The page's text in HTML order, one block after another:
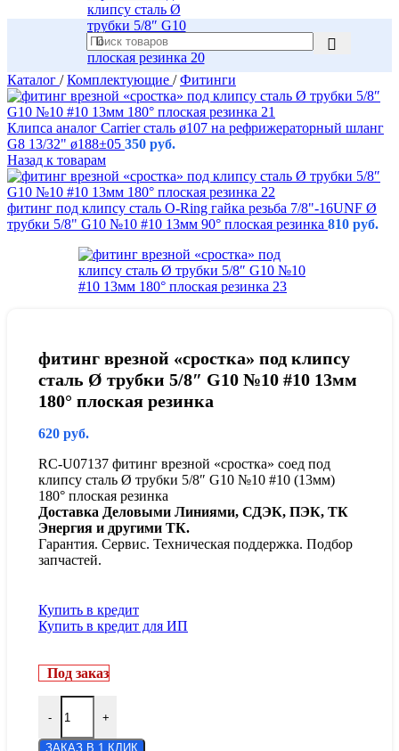
Каталог / Комплектующие / Фитинги
Клипса аналог Carrier сталь ø107 на рефрижераторный шланг
G8 13/32" ø188±05 350 руб.
Назад к товарам
фитинг под клипсу сталь O-Ring гайка резьба 7/8"-16UNF Ø
трубки 5/8" G10 №10 #10 13мм 90° плоская резинка 810 руб.
фитинг врезной «сростка» под клипсу
сталь Ø трубки 5/8″ G10 №10 #10 13мм
180° плоская резинка
620 руб.
RC-U07137 фитинг врезной «сростка» соед под
клипсу сталь Ø трубки 5/8″ G10 №10 #10 (13мм)
180° плоская резинка
Доставка Деловыми Линиями, СДЭК, ПЭК, ТК
Энергия и другими ТК.
Гарантия. Сервис. Техническая поддержка. Подбор
запчастей.
Купить в кредит
Купить в кредит для ИП
Под заказ
- +
ЗАКАЗ В 1 КЛИК